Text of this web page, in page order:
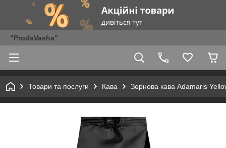
"ProdaVasha"
Товари та послуги Кава Зернова кава Adamaris